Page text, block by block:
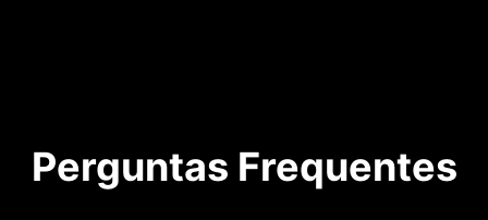
Perguntas Frequentes